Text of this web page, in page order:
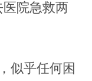
院急救两
似乎任何困